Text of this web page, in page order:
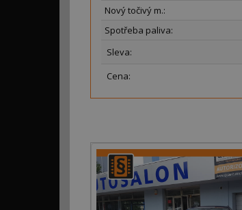
Nový točivý m.:
Spotřeba paliva:
Sleva:
Cena: